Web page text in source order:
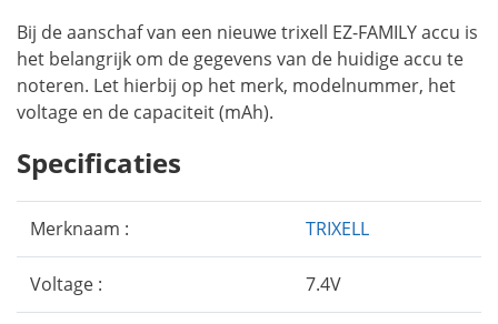
Bij de aanschaf van een nieuwe trixell EZ-FAMILY accu is
het belangrijk om de gegevens van de huidige accu te
noteren. Let hierbij op het merk, modelnummer, het
voltage en de capaciteit (mAh).
Specificaties
Merknaam : TRIXELL
Voltage : 7.4V